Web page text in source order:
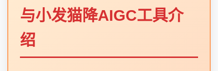
与小发猫降AIGC工具介
绍